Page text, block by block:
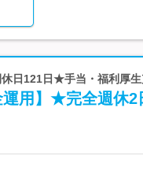
日121日★手当・福利厚
運用】★完全週休